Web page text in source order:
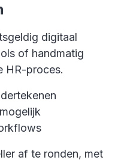
digitaal
of handmatig
HR-proces.
af te ronden, met